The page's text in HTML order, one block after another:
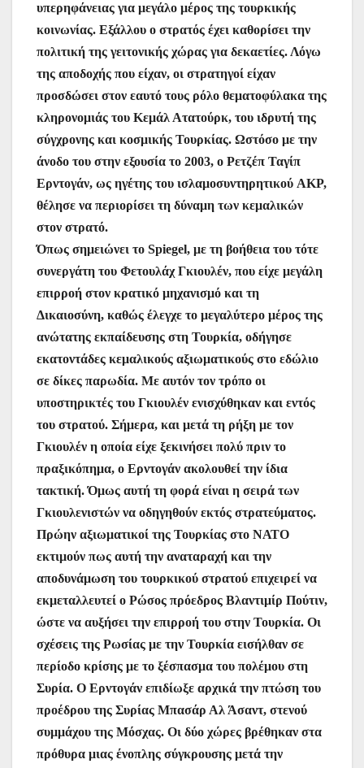
υπερηφάνειας για μεγάλο μέρος της τουρκικής
κοινωνίας. Εξάλλου ο στρατός έχει καθορίσει την
πολιτική της γειτονικής χώρας για δεκαετίες. Λόγω
της αποδοχής που είχαν, οι στρατηγοί είχαν
προσδώσει στον εαυτό τους ρόλο θεματοφύλακα της
κληρονομιάς του Κεμάλ Ατατούρκ, του ιδρυτή της
σύγχρονης και κοσμικής Τουρκίας. Ωστόσο με την
άνοδο του στην εξουσία το 2003, ο Ρετζέπ Ταγίπ
Ερντογάν, ως ηγέτης του ισλαμοσυντηρητικού AKP,
θέλησε να περιορίσει τη δύναμη των κεμαλικών
στον στρατό.
Όπως σημειώνει το Spiegel, με τη βοήθεια του τότε
συνεργάτη του Φετουλάχ Γκιουλέν, που είχε μεγάλη
επιρροή στον κρατικό μηχανισμό και τη
Δικαιοσύνη, καθώς έλεγχε το μεγαλύτερο μέρος της
ανώτατης εκπαίδευσης στη Τουρκία, οδήγησε
εκατοντάδες κεμαλικούς αξιωματικούς στο εδώλιο
σε δίκες παρωδία. Με αυτόν τον τρόπο οι
υποστηρικτές του Γκιουλέν ενισχύθηκαν και εντός
του στρατού. Σήμερα, και μετά τη ρήξη με τον
Γκιουλέν η οποία είχε ξεκινήσει πολύ πριν το
πραξικόπημα, ο Ερντογάν ακολουθεί την ίδια
τακτική. Όμως αυτή τη φορά είναι η σειρά των
Γκιουλενιστών να οδηγηθούν εκτός στρατεύματος.
Πρώην αξιωματικοί της Τουρκίας στο ΝΑΤΟ
εκτιμούν πως αυτή την αναταραχή και την
αποδυνάμωση του τουρκικού στρατού επιχειρεί να
εκμεταλλευτεί ο Ρώσος πρόεδρος Βλαντιμίρ Πούτιν,
ώστε να αυξήσει την επιρροή του στην Τουρκία. Οι
σχέσεις της Ρωσίας με την Τουρκία εισήλθαν σε
περίοδο κρίσης με το ξέσπασμα του πολέμου στη
Συρία. Ο Ερντογάν επιδίωξε αρχικά την πτώση του
προέδρου της Συρίας Μπασάρ Αλ Άσαντ, στενού
συμμάχου της Μόσχας. Οι δύο χώρες βρέθηκαν στα
πρόθυρα μιας ένοπλης σύγκρουσης μετά την